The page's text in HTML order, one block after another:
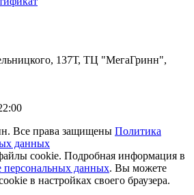
137Т, ТЦ "МегаГринн",
Все права защищены Политика
данных
cookie. Подробная информация в
персональных данных. Вы можете
в настройках своего браузера.